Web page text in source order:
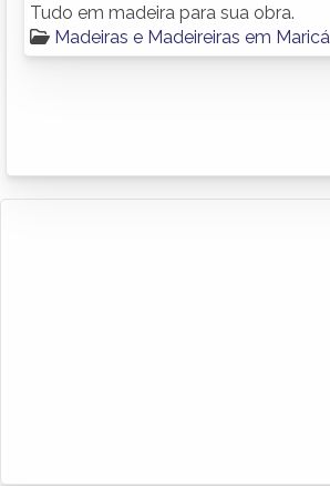
Tudo em madeira para sua obra.
Madeiras e Madeireiras em Maricá